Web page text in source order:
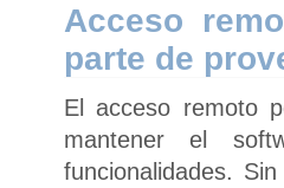
Acceso
parte de
El acceso remoto
mantener el
funcionalidades.